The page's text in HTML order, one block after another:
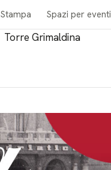
Stampa Spazi per eventi
Torre Grimaldina